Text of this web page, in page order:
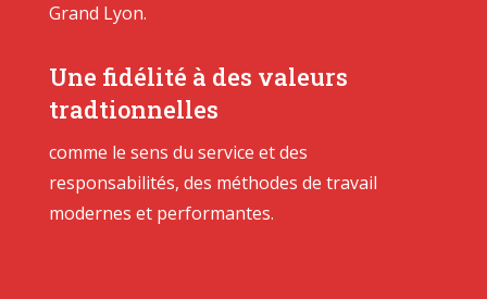
Grand Lyon.
Une fidélité à des valeurs
tradtionnelles
comme le sens du service et des
responsabilités, des méthodes de travail
modernes et performantes.